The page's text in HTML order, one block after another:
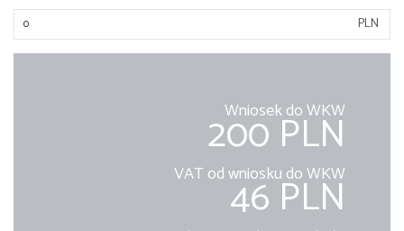
PLN
Wniosek do WKW
200 PLN
VAT od wniosku do WKW
46 PLN